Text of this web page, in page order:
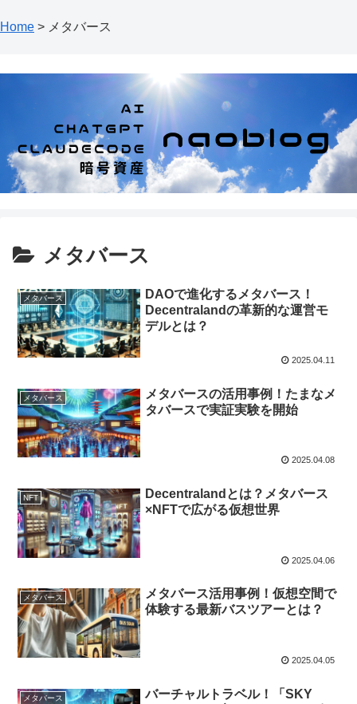
Home > メタバース
メタバース
メタバース
DAOで進化するメタバース！
Decentralandの革新的な運営モ
デルとは？
2025.04.11
メタバース
メタバースの活用事例！たまなメ
タバースで実証実験を開始
2025.04.08
NFT
Decentralandとは？メタバース
×NFTで広がる仮想世界
2025.04.06
メタバース
メタバース活用事例！仮想空間で
体験する最新バスツアーとは？
2025.04.05
メタバース
バーチャルトラベル！「SKY